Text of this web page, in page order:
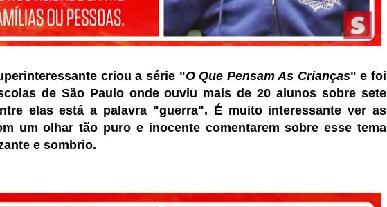
criou a série "O Que Pensam As Crianças" e foi
de São Paulo onde ouviu mais de 20 alunos sobre sete
elas está a palavra "guerra". É muito interessante ver as
um olhar tão puro e inocente comentarem sobre esse tema
e sombrio.